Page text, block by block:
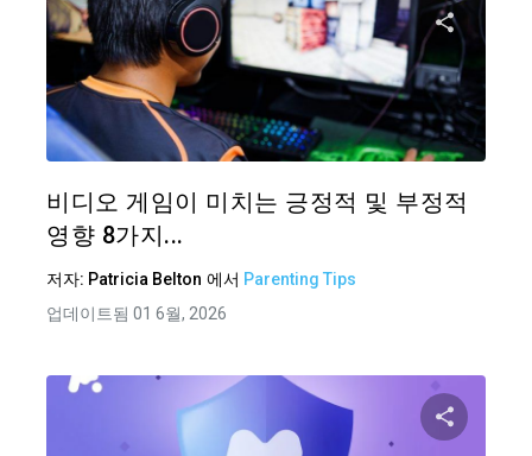
비디오 게임이 미치는 긍정적 및 부정적
영향 8가지...
저자: Patricia Belton 에서 Parenting Tips
업데이트됨 01 6월, 2026